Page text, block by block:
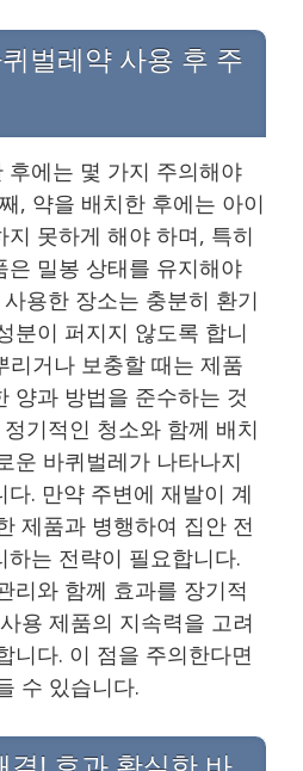
벌레약 사용 후 주
후에는 몇 가지 주의해야
, 약을 배치한 후에는 아이
못하게 해야 하며, 특히
은 밀봉 상태를 유지해야
용한 장소는 충분히 환기
분이 퍼지지 않도록 합니
리거나 보충할 때는 제품
양과 방법을 준수하는 것
기적인 청소와 함께 배치
운 바퀴벌레가 나타나지
. 만약 주변에 재발이 계
제품과 병행하여 집안 전
는 전략이 필요합니다.
리와 함께 효과를 장기적
용 제품의 지속력을 고려
니다. 이 점을 주의한다면
수 있습니다.